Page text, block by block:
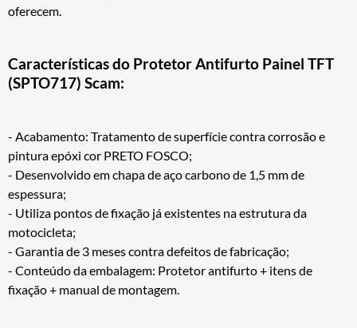
oferecem.
Características do Protetor Antifurto Painel TFT
(SPTO717) Scam:
- Acabamento: Tratamento de superfície contra corrosão e
pintura epóxi cor PRETO FOSCO;
- Desenvolvido em chapa de aço carbono de 1,5 mm de
espessura;
- Utiliza pontos de fixação já existentes na estrutura da
motocicleta;
- Garantia de 3 meses contra defeitos de fabricação;
- Conteúdo da embalagem: Protetor antifurto + itens de
fixação + manual de montagem.